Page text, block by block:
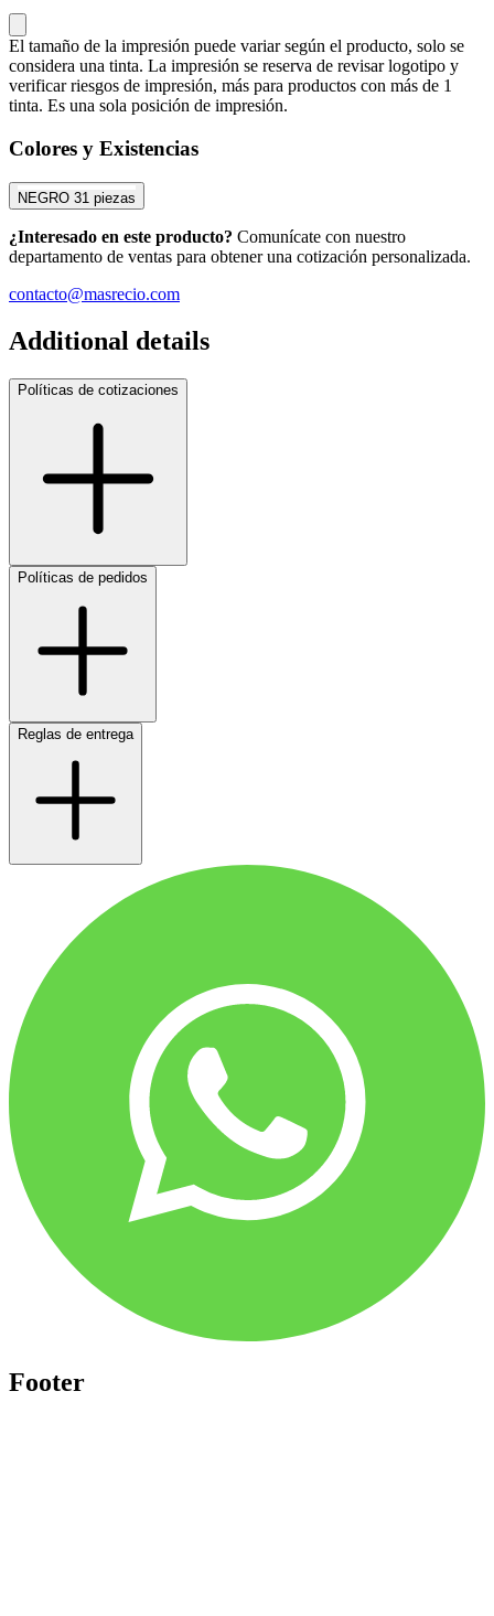
El tamaño de la impresión puede variar según el producto, solo se
considera una tinta. La impresión se reserva de revisar logotipo y
verificar riesgos de impresión, más para productos con más de 1
tinta. Es una sola posición de impresión.
Colores y Existencias
NEGRO 31 piezas
¿Interesado en este producto? Comunícate con nuestro
departamento de ventas para obtener una cotización personalizada.
contacto@masrecio.com
Additional details
Políticas de cotizaciones
Políticas de pedidos
Reglas de entrega
Footer